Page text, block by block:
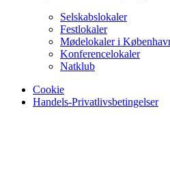
Selskabslokaler
Festlokaler
Mødelokaler i
Konferencelokaler
Natklub
Cookie
Handels-Privatlivsbetingelser